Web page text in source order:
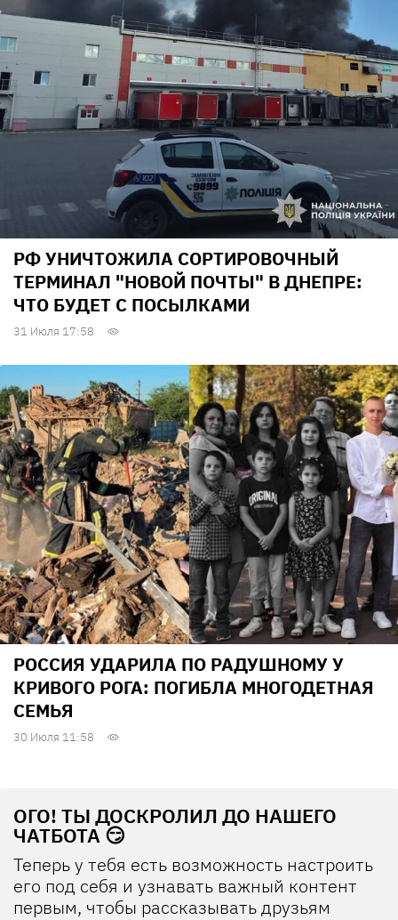
РФ УНИЧТОЖИЛА СОРТИРОВОЧНЫЙ
ТЕРМИНАЛ "НОВОЙ ПОЧТЫ" В ДНЕПРЕ:
ЧТО БУДЕТ С ПОСЫЛКАМИ
31 Июля 17:58
РОССИЯ УДАРИЛА ПО РАДУШНОМУ У
КРИВОГО РОГА: ПОГИБЛА МНОГОДЕТНАЯ
СЕМЬЯ
30 Июля 11:58
ОГО! ТЫ ДОСКРОЛИЛ ДО НАШЕГО
ЧАТБОТА 😏
Теперь у тебя есть возможность настроить
его под себя и узнавать важный контент
первым, чтобы рассказывать друзьям